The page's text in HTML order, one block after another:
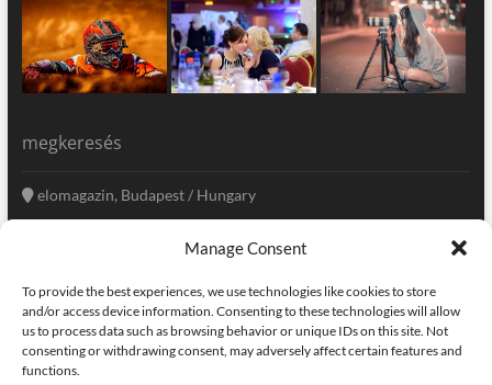
Manage Consent
To provide the best experiences, we use technologies like cookies to store
and/or access device information. Consenting to these technologies will allow
us to process data such as browsing behavior or unique IDs on this site. Not
consenting or withdrawing consent, may adversely affect certain features and
functions.
megkeresés
elomagazin, Budapest / Hungary
szerkesztoseg@elomagazin.com
elomagazin